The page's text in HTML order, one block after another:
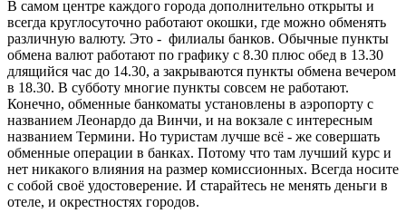
В самом центре каждого города дополнительно открыты и
всегда круглосуточно работают окошки, где можно обменять
различную валюту. Это - филиалы банков. Обычные пункты
обмена валют работают по графику с 8.30 плюс обед в 13.30
длящийся час до 14.30, а закрываются пункты обмена вечером
в 18.30. В субботу многие пункты совсем не работают.
Конечно, обменные банкоматы установлены в аэропорту с
названием Леонардо да Винчи, и на вокзале с интересным
названием Термини. Но туристам лучше всё - же совершать
обменные операции в банках. Потому что там лучший курс и
нет никакого влияния на размер комиссионных. Всегда носите
с собой своё удостоверение. И старайтесь не менять деньги в
отеле, и окрестностях городов.